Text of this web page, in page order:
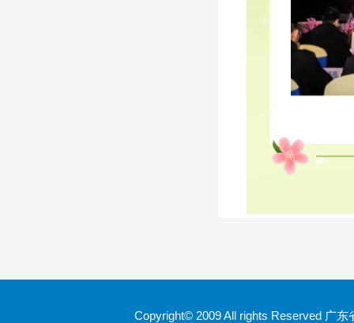
Copyright© 2009 All rights Reserved 广